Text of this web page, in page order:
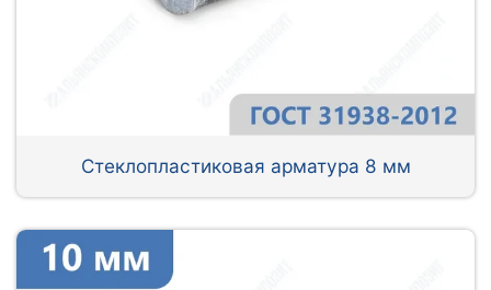
Стеклопластиковая арматура 8 мм